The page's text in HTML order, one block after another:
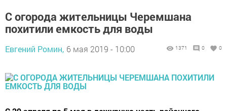
С огорода жительницы Черемшана
похитили емкость для воды
Евгений Ромин, 6 мая 2019 - 10:00 1371 0 0